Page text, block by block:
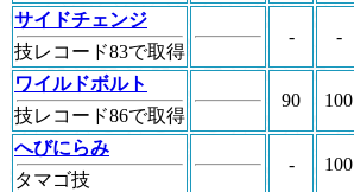
サイドチェンジ
技レコード83で取得
- -
ワイルドボルト
技レコード86で取得
90 100
へびにらみ
タマゴ技
- 100